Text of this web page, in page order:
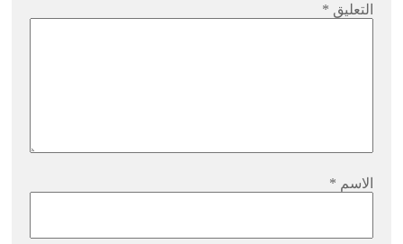
التعليق *
الاسم *